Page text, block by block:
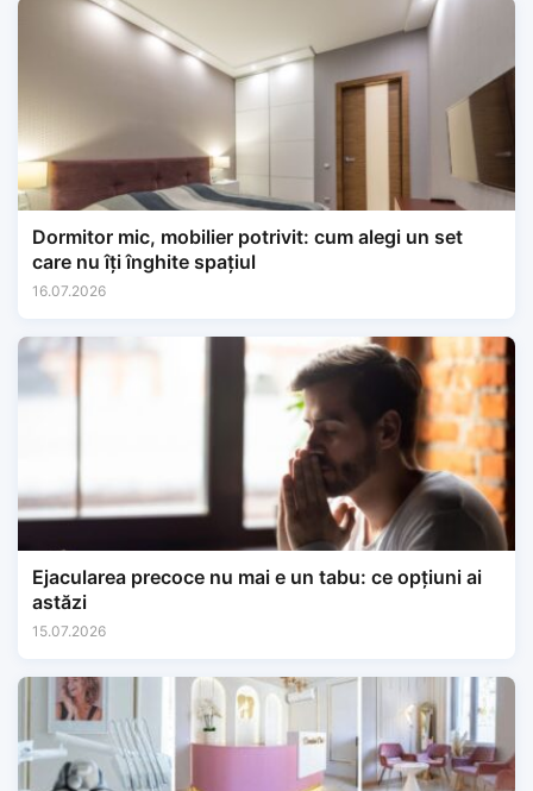
Dormitor mic, mobilier potrivit: cum alegi un set
care nu îți înghite spațiul
16.07.2026
Ejacularea precoce nu mai e un tabu: ce opțiuni ai
astăzi
15.07.2026